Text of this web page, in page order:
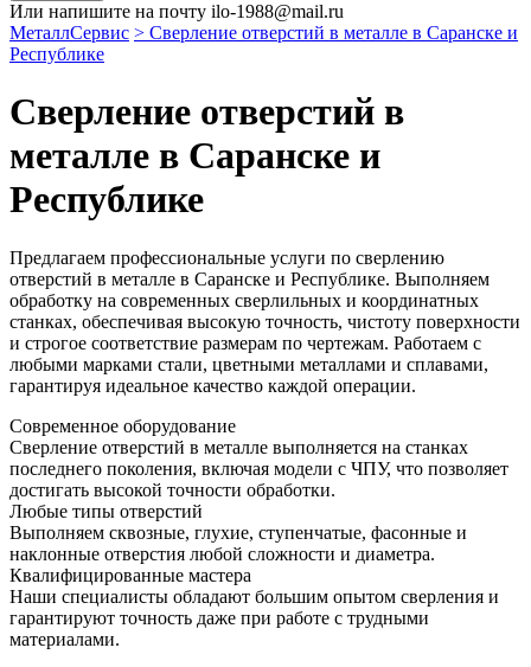
Или напишите на почту ilo-1988@mail.ru
МеталлСервис > Сверление отверстий в металле в Саранске и
Республике
Сверление отверстий в
металле в Саранске и
Республике
Предлагаем профессиональные услуги по сверлению
отверстий в металле в Саранске и Республике. Выполняем
обработку на современных сверлильных и координатных
станках, обеспечивая высокую точность, чистоту поверхности
и строгое соответствие размерам по чертежам. Работаем с
любыми марками стали, цветными металлами и сплавами,
гарантируя идеальное качество каждой операции.
Современное оборудование
Сверление отверстий в металле выполняется на станках
последнего поколения, включая модели с ЧПУ, что позволяет
достигать высокой точности обработки.
Любые типы отверстий
Выполняем сквозные, глухие, ступенчатые, фасонные и
наклонные отверстия любой сложности и диаметра.
Квалифицированные мастера
Наши специалисты обладают большим опытом сверления и
гарантируют точность даже при работе с трудными
материалами.